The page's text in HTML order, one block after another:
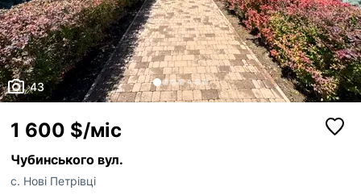
43
1 600 $/міс
Чубинського вул.
с. Нові Петрівці